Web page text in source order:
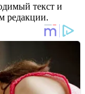
текст и
редакции.